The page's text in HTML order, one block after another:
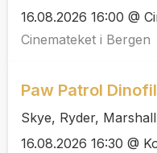
16.08.2026 16:00 @
Cinemateket i Bergen
Paw Patrol
Skye, Ryder,
16.08.2026 16:30 @